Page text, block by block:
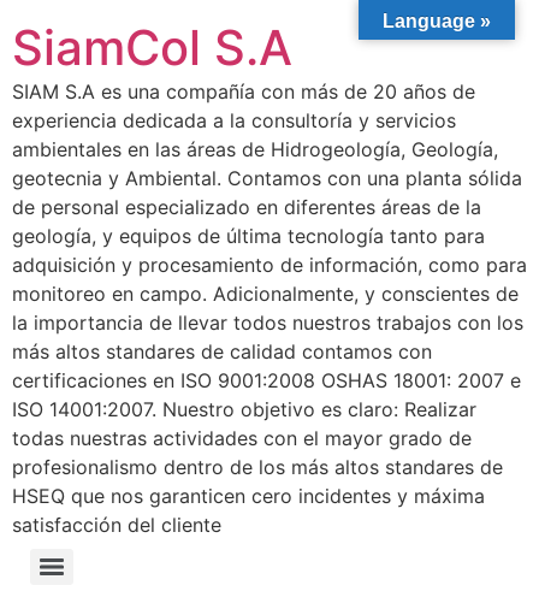
SiamCol S.A
SIAM S.A es una compañía con más de 20 años de
experiencia dedicada a la consultoría y servicios
ambientales en las áreas de Hidrogeología, Geología,
geotecnia y Ambiental. Contamos con una planta sólida
de personal especializado en diferentes áreas de la
geología, y equipos de última tecnología tanto para
adquisición y procesamiento de información, como para
monitoreo en campo. Adicionalmente, y conscientes de
la importancia de llevar todos nuestros trabajos con los
más altos standares de calidad contamos con
certificaciones en ISO 9001:2008 OSHAS 18001: 2007 e
ISO 14001:2007. Nuestro objetivo es claro: Realizar
todas nuestras actividades con el mayor grado de
profesionalismo dentro de los más altos standares de
HSEQ que nos garanticen cero incidentes y máxima
satisfacción del cliente
Language »